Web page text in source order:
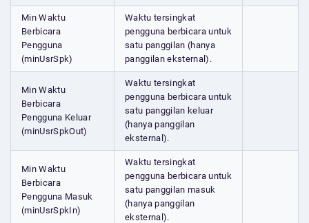
Min Waktu
Berbicara
Pengguna
(minUsrSpk)
Waktu tersingkat
pengguna berbicara untuk
satu panggilan (hanya
panggilan eksternal).
Min Waktu
Berbicara
Pengguna Keluar
(minUsrSpkOut)
Waktu tersingkat
pengguna berbicara untuk
satu panggilan keluar
(hanya panggilan
eksternal).
Min Waktu
Berbicara
Pengguna Masuk
(minUsrSpkIn)
Waktu tersingkat
pengguna berbicara untuk
satu panggilan masuk
(hanya panggilan
eksternal).